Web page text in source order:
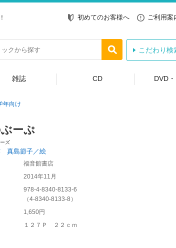
初めてのお客様へ ご利用案
こだわり検
雑誌 CD DVD
年向け
ーぷ
ズ
真島節子／絵
福音館書店
2014年11月
978-4-8340-8133-6
（4-8340-8133-8 ）
1,650円
１２７Ｐ ２２ｃｍ